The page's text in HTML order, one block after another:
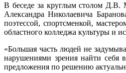
В беседе за круглым столом Д.В.
Александра Николаевича
поэтессой, спортсменкой,
областного колледжа культуры и
«Большая часть людей не
нарушениями зрения найти себя
предложения по решению